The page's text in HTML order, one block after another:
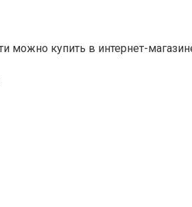
купить в интернет-